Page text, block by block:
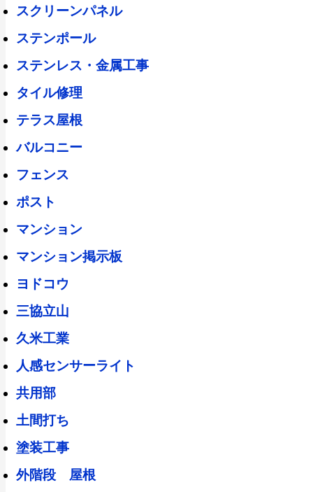
スクリーンパネル
ステンポール
ステンレス・金属工事
タイル修理
テラス屋根
バルコニー
フェンス
ポスト
マンション
マンション掲示板
ヨドコウ
三協立山
久米工業
人感センサーライト
共用部
土間打ち
塗装工事
外階段 屋根